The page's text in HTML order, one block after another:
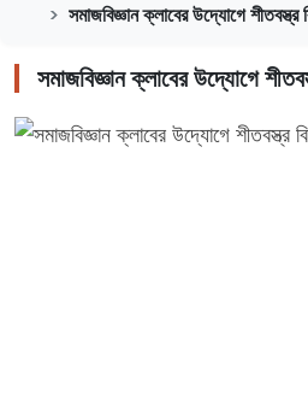
সমাজবিজ্ঞান ক্লাবের উদ্যোগে
সমাজবিজ্ঞান ক্লাবের উদ্যোগে